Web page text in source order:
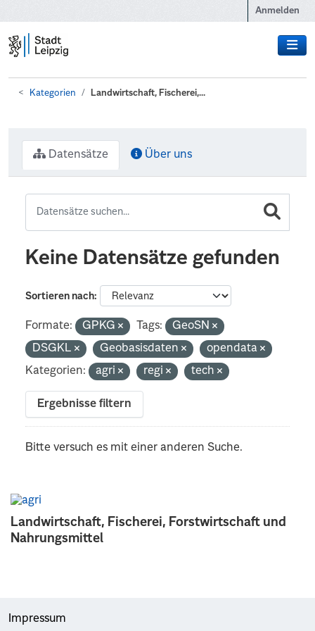
Anmelden
Kategorien Landwirtschaft, Fischerei,...
Landwirtschaft, Fischerei, Forstwirtschaft und
Nahrungsmittel
Datensätze Über uns
Keine Datensätze gefunden
Sortieren nach
Formate: GPKG Tags:
GeoSN
DSGKL
Geobasisdaten
opendata
Kategorien:
agri regi tech
Ergebnisse filtern
Bitte versuch es mit einer anderen Suche.
Impressum